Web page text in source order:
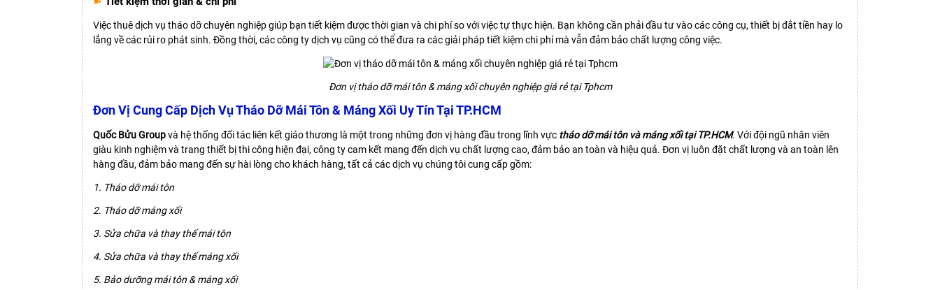
Việc thuê dịch vụ tháo dỡ chuyên nghiệp giúp bạn tiết kiệm được thời gian và chi phí so với việc tự thực hiện. Bạn không cần phải đầu tư vào các công cụ, thiết bị đắt tiền hay lo
lắng về các rủi ro phát sinh. Đồng thời, các công ty dịch vụ cũng có thể đưa ra các giải pháp tiết kiệm chi phí mà vẫn đảm bảo chất lượng công việc.
Đơn vị tháo dỡ mái tôn & máng xối chuyên nghiệp giá rẻ tại Tphcm
Đơn Vị Cung Cấp Dịch Vụ Tháo Dỡ Mái Tôn & Máng Xối Uy Tín Tại TP.HCM
Quốc Bửu Groupvà hệ thống đối tác liên kết giáo thương là một trong những đơn vị hàng đầu trong lĩnh vực tháo dỡ mái tôn và máng xối tại TP.HCM. Với đội ngũ nhân viên
giàu kinh nghiệm và trang thiết bị thi công hiện đại, công ty cam kết mang đến dịch vụ chất lượng cao, đảm bảo an toàn và hiệu quả. Đơn vị luôn đặt chất lượng và an toàn lên
hàng đầu, đảm bảo mang đến sự hài lòng cho khách hàng, tất cả các dịch vụ chúng tôi cung cấp gồm:
1. Tháo dỡ mái tôn
2. Tháo dỡ máng xối
3. Sửa chữa và thay thế mái tôn
4. Sửa chữa và thay thế máng xối
5. Bảo dưỡng mái tôn & máng xối